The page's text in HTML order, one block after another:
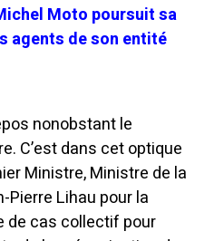
Moto poursuit sa
agents de son entité
nonobstant le
C’est dans cet optique
Ministre, Ministre de la
Lihau pour la
de cas collectif pour